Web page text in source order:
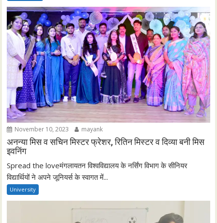
November 10, 2023 mayank
अनन्या मिस व सचिन मिस्टर फ्रेशर, रितिन मिस्टर व दिव्या बनी मिस
इवनिंग
Spread the loveमंगलायतन विश्वविद्यालय के नर्सिंग विभाग के सीनियर
विद्यार्थियों ने अपने जूनियर्स के स्वागत में...
University